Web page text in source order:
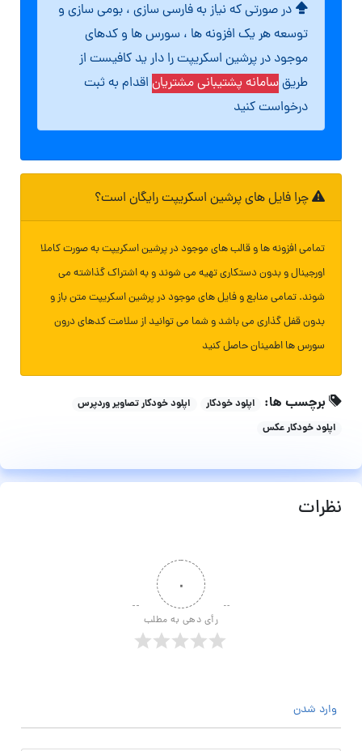
در صورتی که نیاز به فارسی سازی ، بومی سازی و
توسعه هر یک افزونه ها ، سورس ها و کدهای
موجود در پرشین اسکریپت را دار ید کافیست از
طریقسامانه پشتیبانی مشتریان اقدام به ثبت
درخواست کنید
چرا فایل های پرشین اسکریپت رایگان است؟
تمامی افزونه ها و قالب های موجود در پرشین اسکریپت به صورت کاملا
اورجینال و بدون دستکاری تهیه می شوند و به اشتراک گذاشته می
شوند. تمامی منابع و فایل های موجود در پرشین اسکریپت متن باز و
بدون قفل گذاری می باشد و شما می توانید از سلامت کدهای درون
سورس ها اطمینان حاصل کنید
برچسب ها: اپلود خودکار
اپلود خودکار تصاویر وردپرس
اپلود خودکار عکس
نظرات
۰
رأی دهی به مطلب
وارد شدن